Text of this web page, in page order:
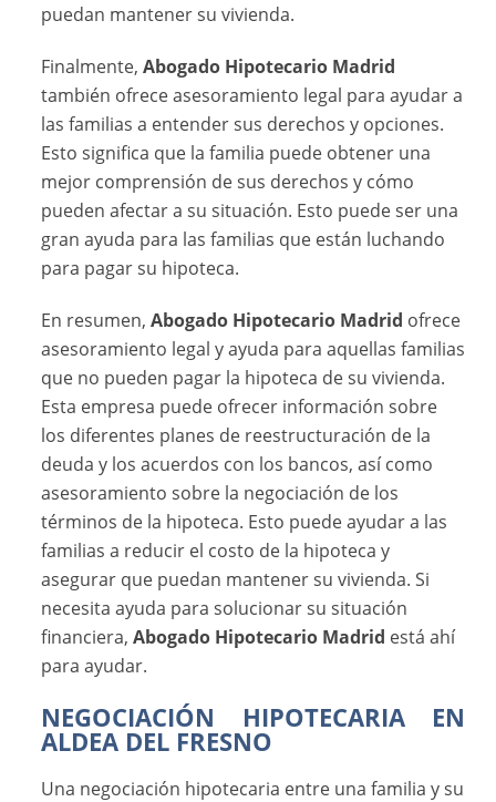
puedan mantener su vivienda.
Finalmente,Abogado Hipotecario Madrid
también ofrece asesoramiento legal para ayudar a
las familias a entender sus derechos y opciones.
Esto significa que la familia puede obtener una
mejor comprensión de sus derechos y cómo
pueden afectar a su situación. Esto puede ser una
gran ayuda para las familias que están luchando
para pagar su hipoteca.
En resumen,Abogado Hipotecario Madrid ofrece
asesoramiento legal y ayuda para aquellas familias
que no pueden pagar la hipoteca de su vivienda.
Esta empresa puede ofrecer información sobre
los diferentes planes de reestructuración de la
deuda y los acuerdos con los bancos, así como
asesoramiento sobre la negociación de los
términos de la hipoteca. Esto puede ayudar a las
familias a reducir el costo de la hipoteca y
asegurar que puedan mantener su vivienda. Si
necesita ayuda para solucionar su situación
financiera,Abogado Hipotecario Madrid está ahí
para ayudar.
NEGOCIACIÓN HIPOTECARIA EN
ALDEA DEL FRESNO
Una negociación hipotecaria entre una familia y su